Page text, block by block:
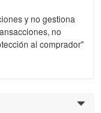
y no gestiona
no
al comprador"
0